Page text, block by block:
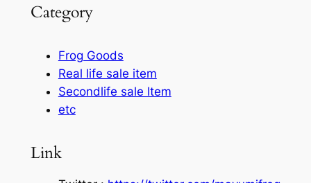
Category
Frog Goods
Real life sale item
Secondlife sale Item
etc
Link